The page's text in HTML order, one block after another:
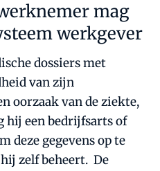
mag
werkgever
dossiers met
van zijn
oorzaak van de ziekte,
hij een bedrijfsarts of
deze gegevens op te
zelf beheert. De